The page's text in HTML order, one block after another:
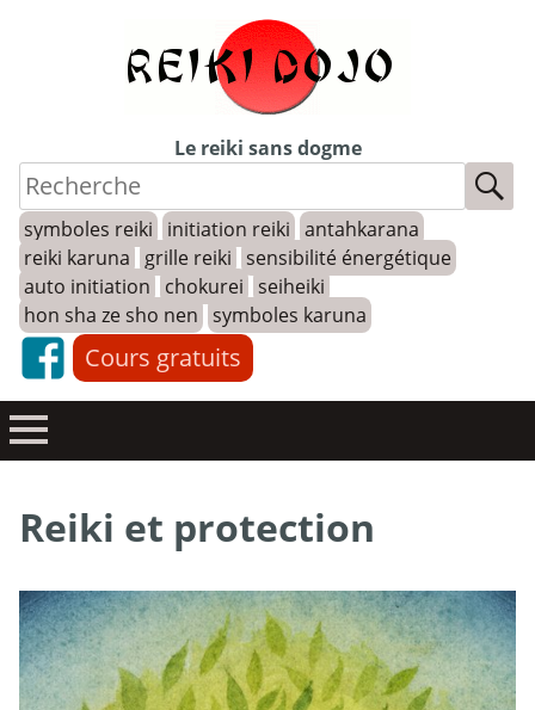
Le reiki sans dogme
symboles reiki initiation reiki antahkarana
reiki karuna
grille reiki sensibilité énergétique
auto initiation
chokurei seiheiki
hon sha ze sho nen symboles karuna
Cours gratuits
Reiki et protection